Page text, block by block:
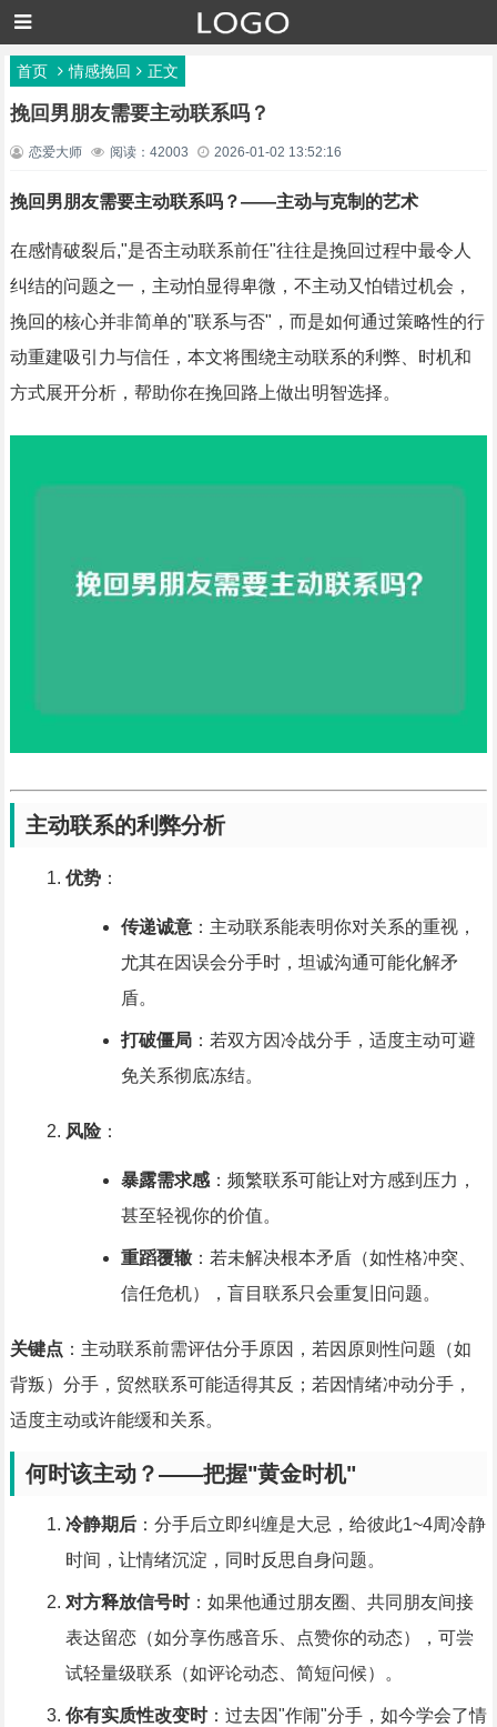
首页 情感挽回 正文
挽回男朋友需要主动联系吗？
恋爱大师 阅读：42003 2026-01-02 13:52:16
挽回男朋友需要主动联系吗？——主动与克制的艺术
在感情破裂后,"是否主动联系前任"往往是挽回过程中最令人
纠结的问题之一，主动怕显得卑微，不主动又怕错过机会，
挽回的核心并非简单的"联系与否"，而是如何通过策略性的行
动重建吸引力与信任，本文将围绕主动联系的利弊、时机和
方式展开分析，帮助你在挽回路上做出明智选择。
主动联系的利弊分析
优势：
传递诚意：主动联系能表明你对关系的重视，
尤其在因误会分手时，坦诚沟通可能化解矛
盾。
打破僵局：若双方因冷战分手，适度主动可避
免关系彻底冻结。
风险：
暴露需求感：频繁联系可能让对方感到压力，
甚至轻视你的价值。
重蹈覆辙：若未解决根本矛盾（如性格冲突、
信任危机），盲目联系只会重复旧问题。
关键点 ：主动联系前需评估分手原因，若因原则性问题（如
背叛）分手，贸然联系可能适得其反；若因情绪冲动分手，
适度主动或许能缓和关系。
何时该主动？——把握"黄金时机"
冷静期后：分手后立即纠缠是大忌，给彼此1~4周冷静
时间，让情绪沉淀，同时反思自身问题。
对方释放信号时：如果他通过朋友圈、共同朋友间接
表达留恋（如分享伤感音乐、点赞你的动态），可尝
试轻量级联系（如评论动态、简短问候）。
你有实质性改变时：过去因"作闹"分手，如今学会了情